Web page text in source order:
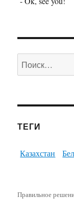
Искать:
ТЕГИ
Казахстан
Правильное